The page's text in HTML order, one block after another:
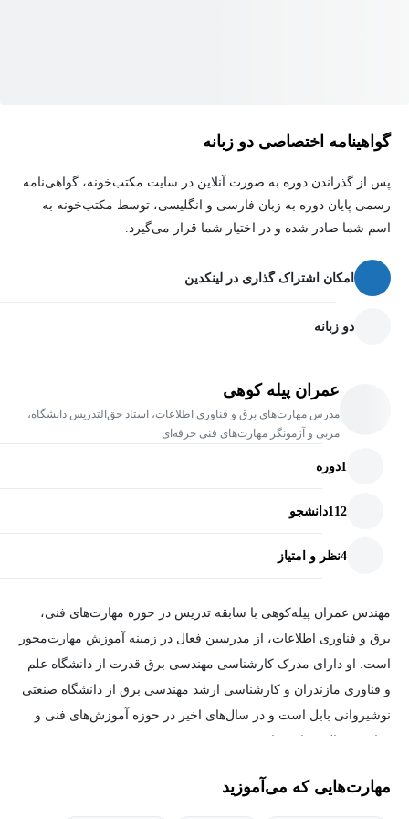
گواهینامه اختصاصی دو زبانه
پس از گذراندن دوره به صورت آنلاین در سایت مکتب‌خونه، گواهی‌نامه
رسمی پایان دوره به زبان فارسی و انگلیسی، توسط مکتب‌خونه به
اسم شما صادر شده و در اختیار شما قرار می‌گیرد.
امکان اشتراک گذاری در لینکدین
دو زبانه
عمران پیله کوهی
مدرس مهارت‌های برق و فناوری اطلاعات، استاد حق‌التدریس دانشگاه،
مربی و آزمونگر مهارت‌های فنی حرفه‌ای
1دوره
112دانشجو
4نظر و امتیاز
مهندس عمران پیله‌کوهی با سابقه تدریس در حوزه مهارت‌های فنی،
برق و فناوری اطلاعات، از مدرسین فعال در زمینه آموزش مهارت‌محور
است. او دارای مدرک کارشناسی مهندسی برق قدرت از دانشگاه علم
و فناوری مازندران و کارشناسی ارشد مهندسی برق از دانشگاه صنعتی
نوشیروانی بابل است و در سال‌های اخیر در حوزه آموزش‌های فنی و
مهندس پیله‌کوهی تاکنون به‌عنوان مدرس در مراکز آموزشی مختلف از
مهارت‌هایی که می‌آموزید